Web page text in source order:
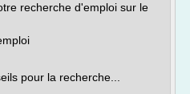
recherche d'emploi sur le
pour la recherche...